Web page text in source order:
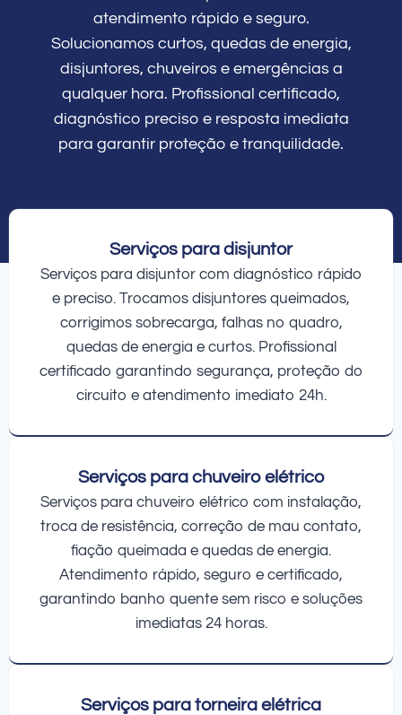
atendimento rápido e seguro.
Solucionamos curtos, quedas de energia,
disjuntores, chuveiros e emergências a
qualquer hora. Profissional certificado,
diagnóstico preciso e resposta imediata
para garantir proteção e tranquilidade.
Serviços para disjuntor
Serviços para disjuntor com diagnóstico rápido
e preciso. Trocamos disjuntores queimados,
corrigimos sobrecarga, falhas no quadro,
quedas de energia e curtos. Profissional
certificado garantindo segurança, proteção do
circuito e atendimento imediato 24h.
Serviços para chuveiro elétrico
Serviços para chuveiro elétrico com instalação,
troca de resistência, correção de mau contato,
fiação queimada e quedas de energia.
Atendimento rápido, seguro e certificado,
garantindo banho quente sem risco e soluções
imediatas 24 horas.
Serviços para torneira elétrica